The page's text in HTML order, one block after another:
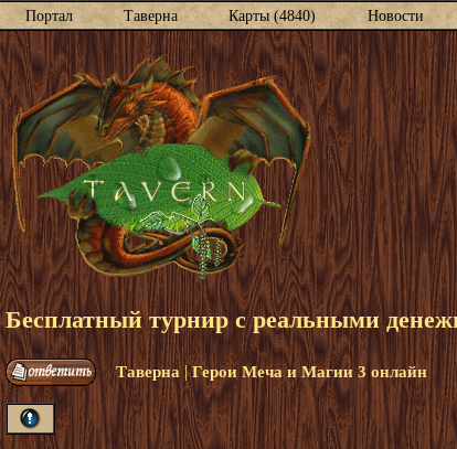
Портал Таверна Карты (4840) Новости
Бесплатный турнир с реальными
Таверна|Герои Меча и Магии 3 онлайн